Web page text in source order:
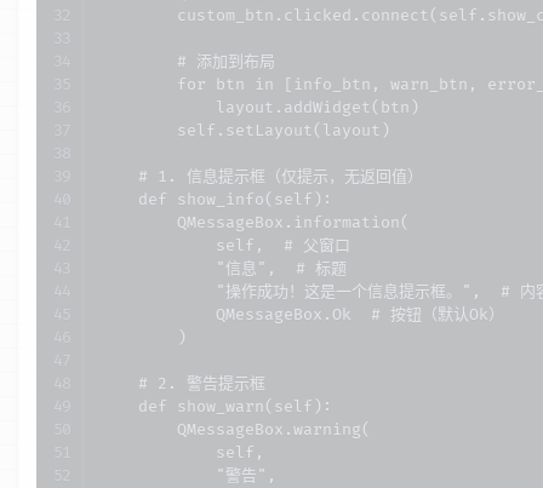
        # 添加到布局
for btn in [info_btn, warn_btn,
            layout.addWidget(btn)
        self.setLayout(layout)
    # 1. 信息提示框（仅提示，无返回值）
    def show_info(self):
        QMessageBox.information(
            self,  # 父窗口
            "信息",  # 标题
"操作成功！这是一个信息提示框。",  # 内
            QMessageBox.Ok  # 按钮（默认Ok）
        )
    # 2. 警告提示框
    def show_warn(self):
        QMessageBox.warning(
            self,
            "警告",